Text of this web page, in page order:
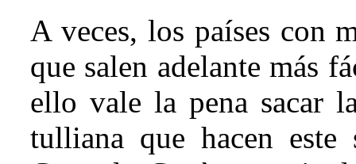
A veces, los países con
que salen adelante más
ello vale la pena sacar
tulliana que hacen